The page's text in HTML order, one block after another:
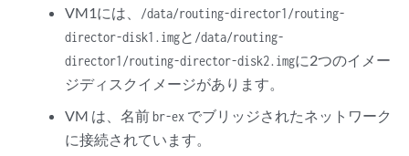
    <controller type='scsi' index='0' model='virtio-scsi'>
<address type='pci' domain='0x0000' bus='0x03'
    </controller>
    <controller type='sata' index='0'>
    </controller>
    <controller type='virtio-serial' index='0'>
  </features>
  <cpu mode='host-passthrough' check='none' migratable='on'/>
  <clock offset='utc'>
    <timer name='rtc' tickpolicy='catchup'/>
    <timer name='hpet' present='no'/>
  </clock>
VM1には、
/data/routing-director1/routing-
director-disk1.imgと /data/routing-
director1/routing-director-disk2.imgに2つのイメー
ジディスクイメージがあります。
VM は、名前br-ex でブリッジされたネットワーク
に接続されています。